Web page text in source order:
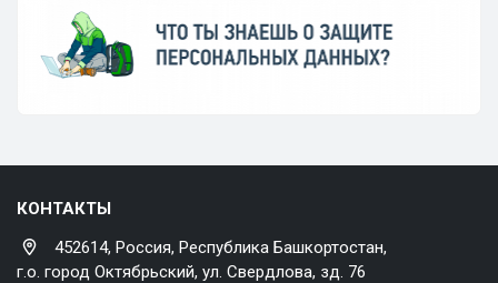
КОНТАКТЫ
452614, Россия, Республика Башкортостан,
г.о. город Октябрьский, ул. Свердлова, зд. 76